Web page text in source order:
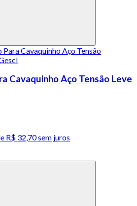
Cavaquinho Aço Tensão Leve
R$ 32,70 sem juros